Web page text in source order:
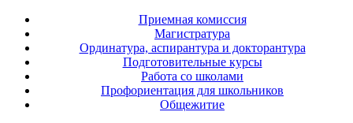
Приемная комиссия
Магистратура
Ординатура, аспирантура и докторантура
Подготовительные курсы
Работа со школами
Профориентация для школьников
Общежитие